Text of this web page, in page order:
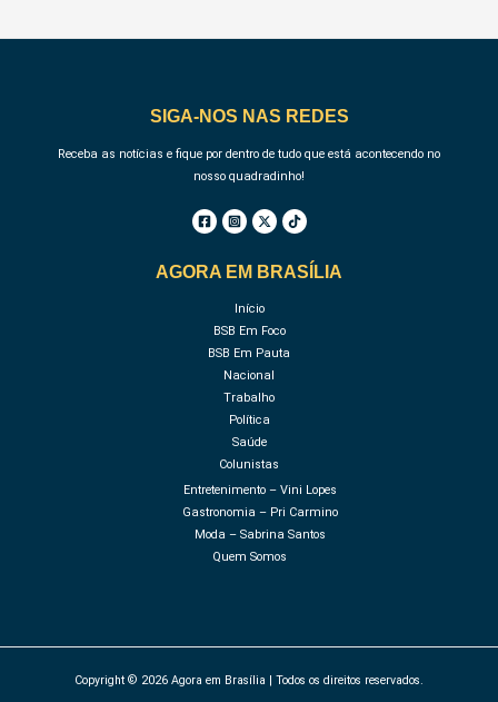
SIGA-NOS NAS REDES
Receba as notícias e fique por dentro de tudo que está acontecendo no
nosso quadradinho!
AGORA EM BRASÍLIA
Início
BSB Em Foco
BSB Em Pauta
Nacional
Trabalho
Política
Saúde
Colunistas
Entretenimento – Vini Lopes
Gastronomia – Pri Carmino
Moda – Sabrina Santos
Quem Somos
Copyright © 2026 Agora em Brasília | Todos os direitos reservados.